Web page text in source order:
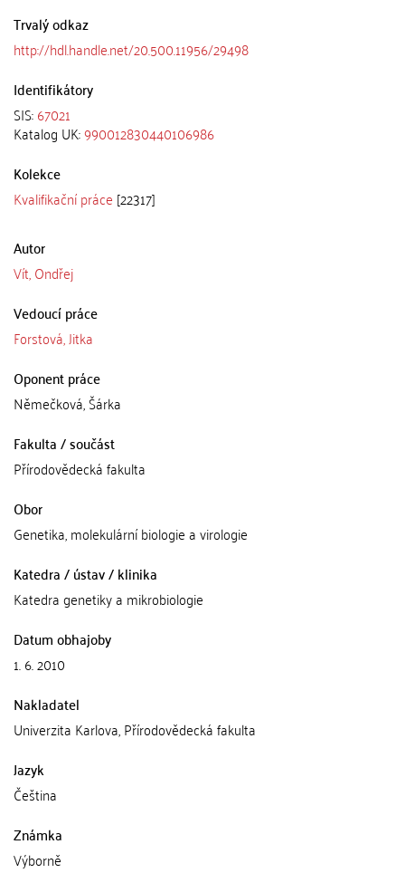
Trvalý odkaz
http://hdl.handle.net/20.500.11956/29498
Identifikátory
SIS:67021
Katalog UK:990012830440106986
Kolekce
Kvalifikační práce [22317]
Autor
Vít, Ondřej
Vedoucí práce
Forstová, Jitka
Oponent práce
Němečková, Šárka
Fakulta / součást
Přírodovědecká fakulta
Obor
Genetika, molekulární biologie a virologie
Katedra / ústav / klinika
Katedra genetiky a mikrobiologie
Datum obhajoby
1. 6. 2010
Nakladatel
Univerzita Karlova, Přírodovědecká fakulta
Jazyk
Čeština
Známka
Výborně